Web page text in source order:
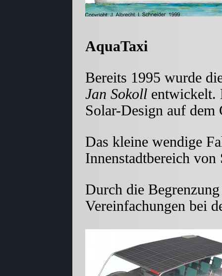
AquaTaxi
Bereits 1995 wurde
Jan Sokollentwickelt.
Solar-Design auf dem
Das kleine wendige
Innenstadtbereich von
Durch die
Vereinfachungen bei